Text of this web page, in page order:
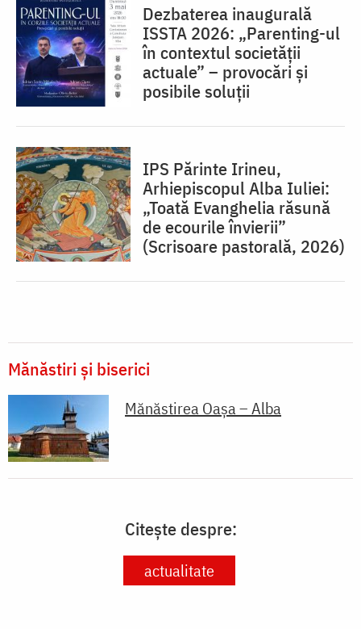
Dezbaterea inaugurală
ISSTA 2026: „Parenting-ul
în contextul societății
actuale” – provocări și
posibile soluții
IPS Părinte Irineu,
Arhiepiscopul Alba Iuliei:
„Toată Evanghelia răsună
de ecourile învierii”
(Scrisoare pastorală, 2026)
Mănăstiri și biserici
Mănăstirea Oașa – Alba
Citește despre:
actualitate